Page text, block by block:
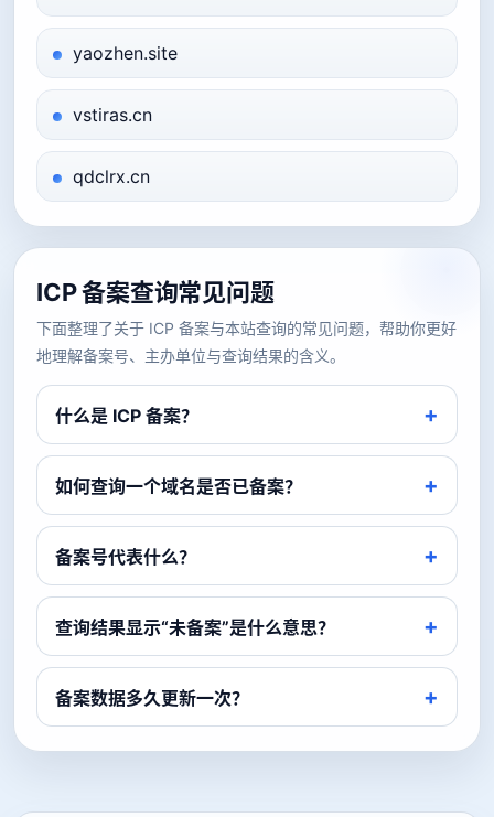
yaozhen.site
vstiras.cn
qdclrx.cn
ICP 备案查询常见问题
下面整理了关于 ICP 备案与本站查询的常见问题，帮助你更好
地理解备案号、主办单位与查询结果的含义。
什么是 ICP 备案？
如何查询一个域名是否已备案？
备案号代表什么？
查询结果显示“未备案”是什么意思？
备案数据多久更新一次？